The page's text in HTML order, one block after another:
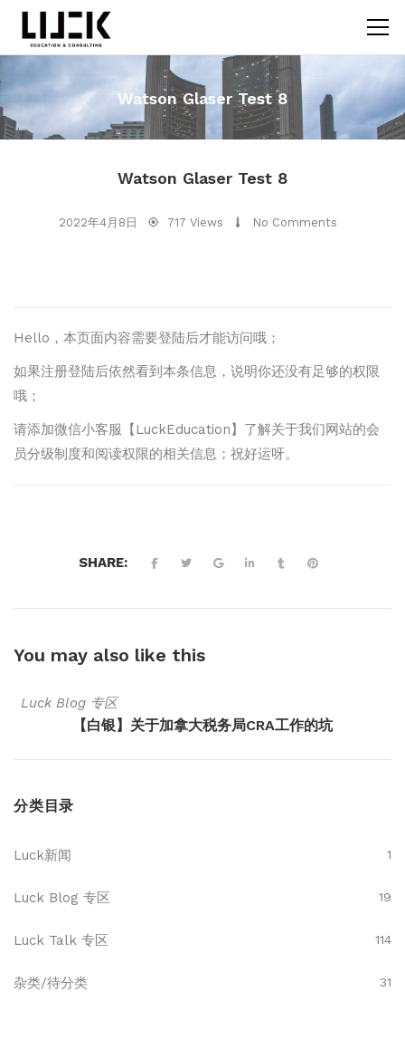
Watson Glaser Test 8
Watson Glaser Test 8
2022年4月8日 717 Views No Comments
Hello，本页面内容需要登陆后才能访问哦；
如果注册登陆后依然看到本条信息，说明你还没有足够的权限
哦；
请添加微信小客服【LuckEducation】了解关于我们网站的会
员分级制度和阅读权限的相关信息；祝好运呀。
SHARE:
You may also like this
Luck Blog 专区
【白银】关于加拿大税务局CRA工作的坑
分类目录
Luck新闻 1
Luck Blog 专区 19
Luck Talk 专区 114
杂类/待分类 31